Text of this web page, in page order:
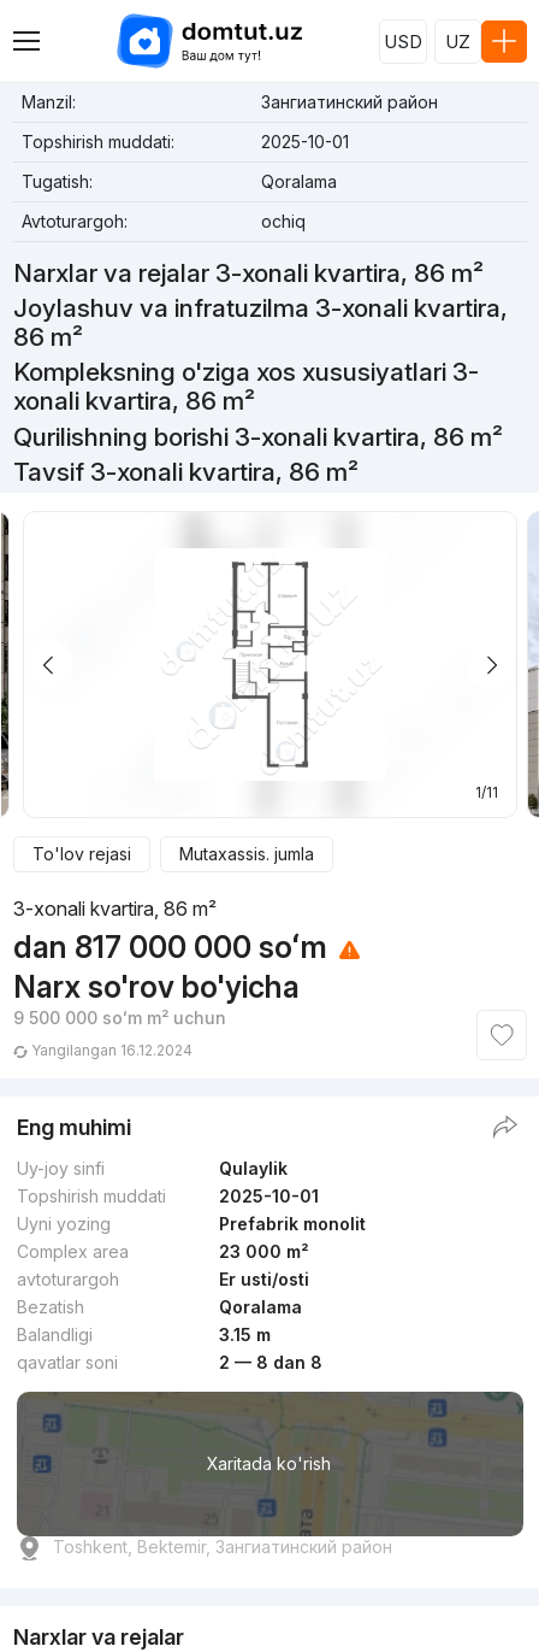
USD UZ
Manzil:
Зангиатинский район
Topshirish muddati:
2025-10-01
Tugatish:
Qoralama
Avtoturargoh:
ochiq
Narxlar va rejalar 3-xonali kvartira, 86 m²
Joylashuv va infratuzilma 3-xonali kvartira,
86 m²
Kompleksning o'ziga xos xususiyatlari 3-
xonali kvartira, 86 m²
Qurilishning borishi 3-xonali kvartira, 86 m²
Tavsif 3-xonali kvartira, 86 m²
1/11
To'lov rejasi Mutaxassis. jumla
3-xonali kvartira, 86 m²
dan 817 000 000 soʻm
Narx so'rov bo'yicha
9 500 000 soʻmm² uchun
Yangilangan 16.12.2024
Eng muhimi
Uy-joy sinfi
Qulaylik
Topshirish muddati
2025-10-01
Uyni yozing
Prefabrik monolit
Complex area
23 000 m²
avtoturargoh
Er usti/osti
Bezatish
Qoralama
Balandligi
3.15 m
qavatlar soni
2 — 8 dan 8
Xaritada ko'rish
Toshkent, Bektemir, Зангиатинский район
Narxlar va rejalar